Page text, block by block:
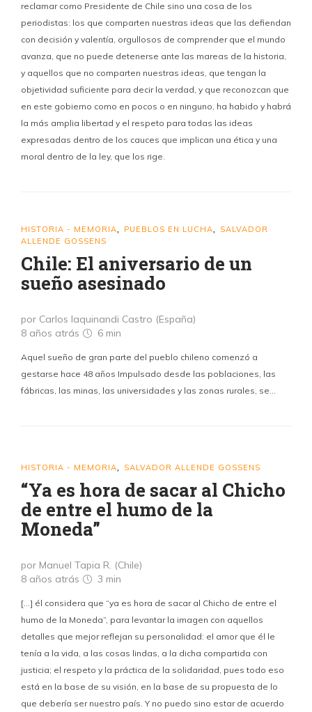
reclamar como Presidente de Chile sino una cosa de los
periodistas: los que comparten nuestras ideas que las defiendan
con decisión y valentía, orgullosos de comprender que el mundo
avanza, que no puede detenerse ante las mareas de la historia,
y aquellos que no comparten nuestras ideas, que tengan la
objetividad suficiente para decir la verdad, y que reconozcan que
en este gobierno como en pocos o en ninguno, ha habido y habrá
la más amplia libertad y el respeto para todas las ideas
expresadas dentro de los cauces que implican una ética y una
moral dentro de la ley, que los rige.
HISTORIA - MEMORIA PUEBLOS EN LUCHA
SALVADOR
ALLENDE GOSSENS
Chile: El aniversario de un
sueño asesinado
por Carlos Iaquinandi Castro (España)
8 años atrás
6 min
Aquel sueño de gran parte del pueblo chileno comenzó a
gestarse hace 48 años Impulsado desde las poblaciones, las
fábricas, las minas, las universidades y las zonas rurales, se…
HISTORIA - MEMORIA SALVADOR ALLENDE GOSSENS
“Ya es hora de sacar al Chicho
de entre el humo de la
Moneda”
por Manuel Tapia R. (Chile)
8 años atrás
3 min
[…] él considera que “ya es hora de sacar al Chicho de entre el
humo de la Moneda”, para levantar la imagen con aquellos
detalles que mejor reflejan su personalidad: el amor que él le
tenía a la vida, a las cosas lindas, a la dicha compartida con
justicia; el respeto y la práctica de la solidaridad, pues todo eso
está en la base de su visión, en la base de su propuesta de lo
que debería ser nuestro país. Y no puedo sino estar de acuerdo